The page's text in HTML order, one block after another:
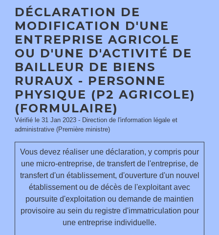
DÉCLARATION DE
MODIFICATION D'UNE
ENTREPRISE AGRICOLE
OU D'UNE D'ACTIVITÉ DE
BAILLEUR DE BIENS
RURAUX - PERSONNE
PHYSIQUE (P2 AGRICOLE)
(FORMULAIRE)
Vérifié le 31 Jan 2023 - Direction de l'information légale et
administrative (Première ministre)
Vous devez réaliser une déclaration, y compris pour
une micro-entreprise, de transfert de l'entreprise, de
transfert d'un établissement, d'ouverture d'un nouvel
établissement ou de décès de l'exploitant avec
poursuite d'exploitation ou demande de maintien
provisoire au sein du registre d'immatriculation pour
une entreprise individuelle.